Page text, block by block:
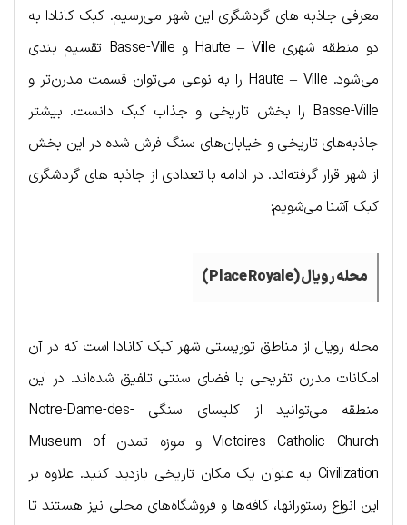
معرفی جاذبه های گردشگری این شهر می‌رسیم. کبک کانادا به
دو منطقه شهری Haute – Ville و Basse-Ville تقسیم بندی
می‌شود. Haute – Ville را به نوعی می‌توان قسمت مدرن‌تر و
Basse-Ville را بخش تاریخی و جذاب کبک دانست. بیشتر
جاذبه‌های تاریخی و خیابان‌های سنگ فرش شده در این بخش
از شهر قرار گرفته‌‌اند. در ادامه با تعدادی از جاذبه های گردشگری
کبک آشنا می‌شویم:
محله رویال (Place Royale)
محله رویال از مناطق توریستی شهر کبک کانادا است که در آن
امکانات مدرن تفریحی با فضای سنتی تلفیق شده‌اند. در این
منطقه می‌توانید از کلیسای سنگی Notre-Dame-des-
Victoires Catholic Church و موزه تمدن Museum of
Civilization به عنوان یک مکان تاریخی بازدید کنید. علاوه بر
این انواع رستوران‎ها، کافه‌ها و فروشگاه‌های محلی نیز هستند تا